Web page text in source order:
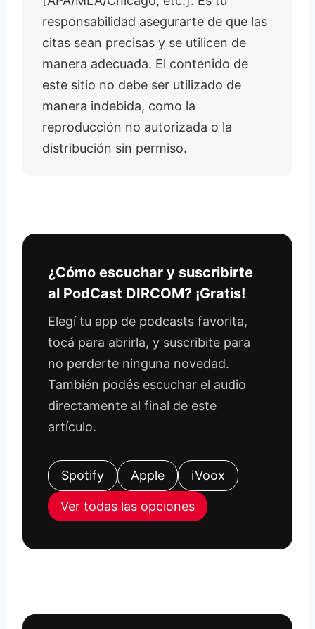
responsabilidad asegurarte de que las
citas sean precisas y se utilicen de
manera adecuada. El contenido de
este sitio no debe ser utilizado de
manera indebida, como la
reproducción no autorizada o la
distribución sin permiso.
¿Cómo escuchar y suscribirte
al PodCast DIRCOM? ¡Gratis!
Elegí tu app de podcasts favorita,
tocá para abrirla, y suscribite para
no perderte ninguna novedad.
También podés escuchar el audio
directamente al final de este
artículo.
Spotify Apple iVoox
Ver todas las opciones